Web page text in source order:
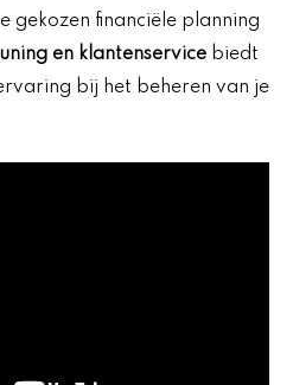
gekozen financiële planning
en klantenservice biedt
bij het beheren van je